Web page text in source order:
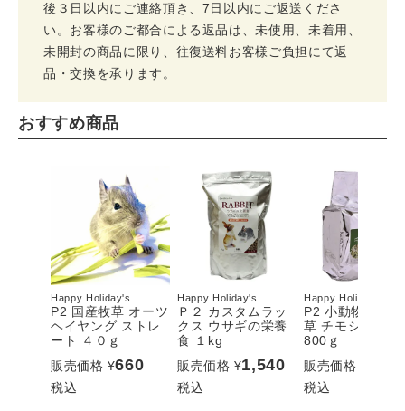
後３日以内にご連絡頂き、7日以内にご返送くださ
い。お客様のご都合による返品は、未使用、未着用、
未開封の商品に限り、往復送料お客様ご負担にて返
品・交換を承ります。
おすすめ商品
Happy Holiday's
P2 国産牧草 オーツ
ヘイヤング ストレ
ート ４０ｇ
販売価格 ¥660
税込
Happy Holiday's
Ｐ２ カスタムラッ
クス ウサギの栄養
食 １kg
販売価格 ¥1,540
税込
Happy Holiday's
P2 小動物用乾
草 チモシー 一
800ｇ
販売価格
税込